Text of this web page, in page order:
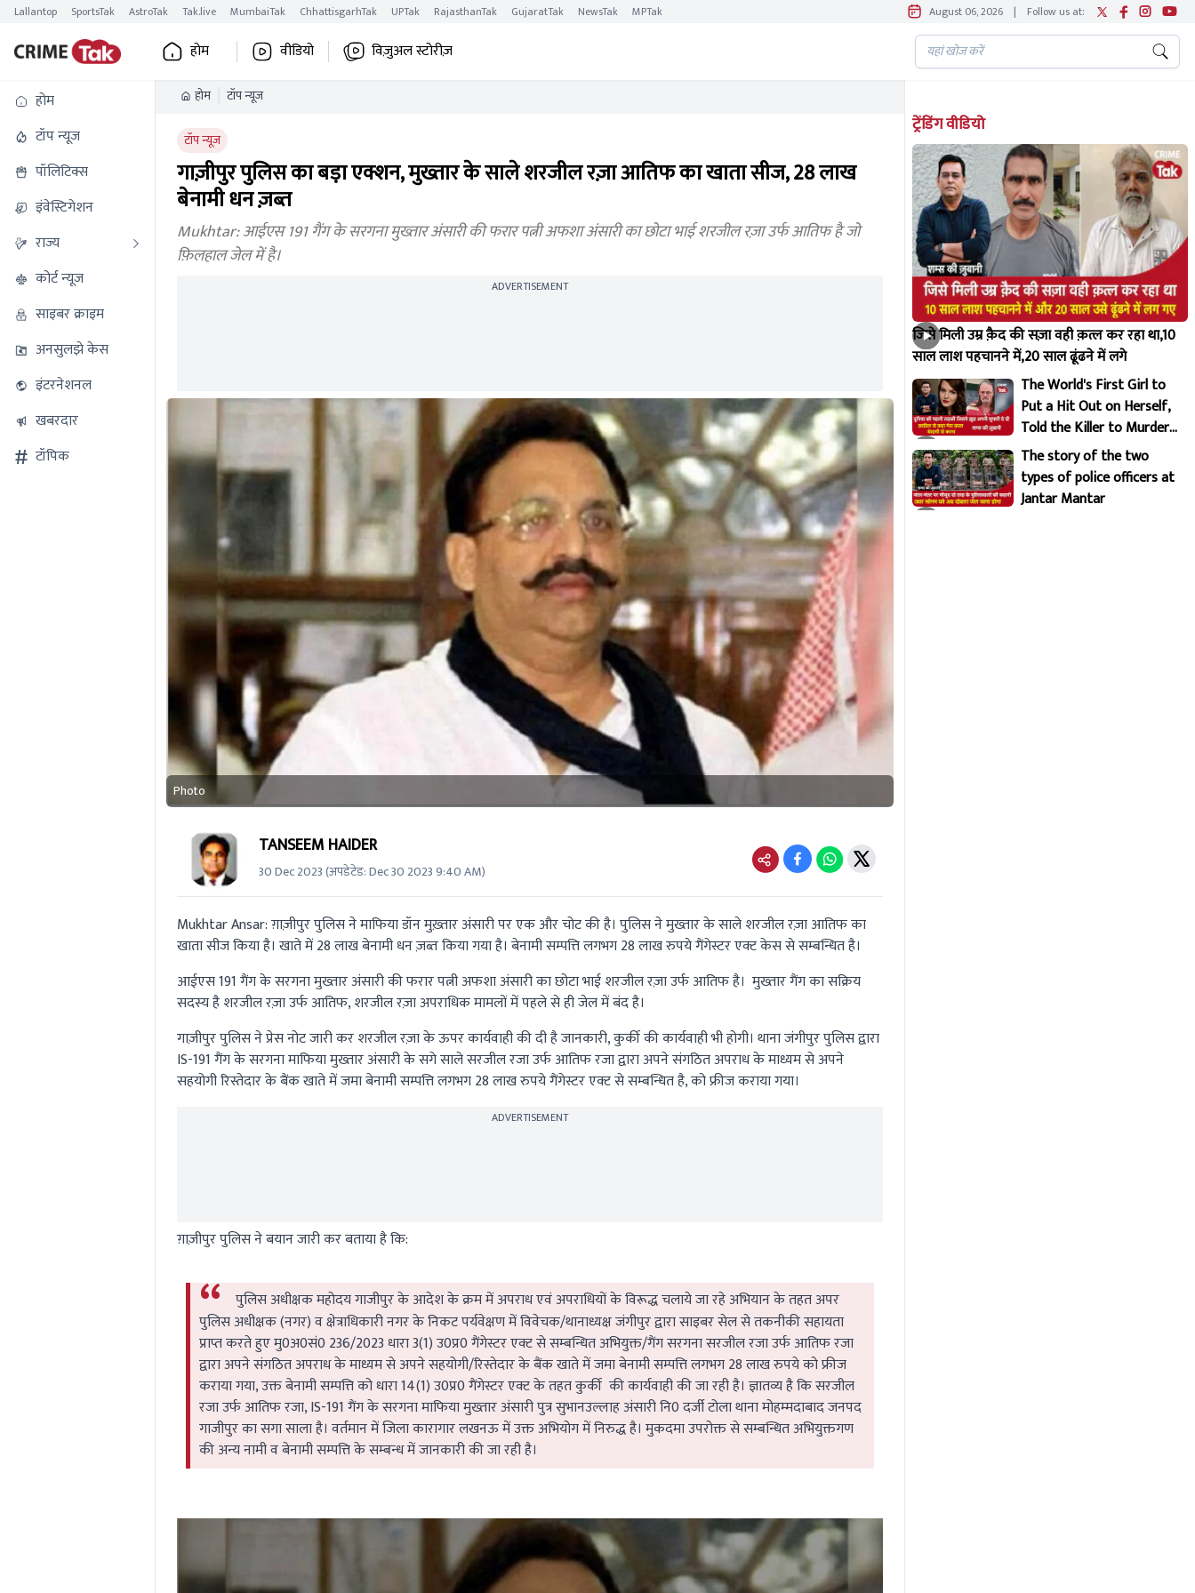
Lallantop SportsTak AstroTak Tak.live MumbaiTak ChhattisgarhTak UPTak RajasthanTak GujaratTak NewsTak MPTak August 06, 2026 | Follow us at:
होम वीडियो विज़ुअल स्टोरीज़
होम
टॉप न्यूज
पॉलिटिक्स
इंवेस्टिगेशन
राज्य
कोर्ट न्यूज
साइबर क्राइम
अनसुलझे केस
इंटरनेशनल
खबरदार
टॉपिक
होम टॉप न्यूज
टॉप न्यूज
गाज़ीपुर पुलिस का बड़ा एक्शन, मुख्तार के साले शरजील रज़ा आतिफ का खाता सीज, 28 लाख
बेनामी धन ज़ब्त
Mukhtar: आईएस 191 गैंग के सरगना मुख्तार अंसारी की फरार पत्नी अफशा अंसारी का छोटा भाई शरजील रज़ा उर्फ आतिफ है जो
फ़िलहाल जेल में है।
ADVERTISEMENT
Photo
TANSEEM HAIDER
30 Dec 2023(अपडेटेड:Dec 30 2023 9:40 AM)
Mukhtar Ansar: ग़ाज़ीपुर पुलिस ने माफिया डॉन मुख़्तार अंसारी पर एक और चोट की है। पुलिस ने मुख्तार के साले शरजील रज़ा आतिफ का
खाता सीज किया है। खाते में 28 लाख बेनामी धन ज़ब्त किया गया है। बेनामी सम्पत्ति लगभग 28 लाख रुपये गैंगेस्टर एक्ट केस से सम्बन्धित है।
आईएस 191 गैंग के सरगना मुख्तार अंसारी की फरार पत्नी अफशा अंसारी का छोटा भाई शरजील रज़ा उर्फ आतिफ है। मुख्तार गैंग का सक्रिय
सदस्य है शरजील रज़ा उर्फ आतिफ, शरजील रज़ा अपराधिक मामलों में पहले से ही जेल में बंद है।
गाज़ीपुर पुलिस ने प्रेस नोट जारी कर शरजील रज़ा के ऊपर कार्यवाही की दी है जानकारी, कुर्की की कार्यवाही भी होगी। थाना जंगीपुर पुलिस द्वारा
IS-191 गैंग के सरगना माफिया मुख्तार अंसारी के सगे साले सरजील रजा उर्फ आतिफ रजा द्वारा अपने संगठित अपराध के माध्यम से अपने
सहयोगी रिस्तेदार के बैंक खाते में जमा बेनामी सम्पत्ति लगभग 28 लाख रुपये गैंगेस्टर एक्ट से सम्बन्धित है, को फ्रीज कराया गया।
ADVERTISEMENT
ग़ाज़ीपुर पुलिस ने बयान जारी कर बताया है कि:
पुलिस अधीक्षक महोदय गाजीपुर के आदेश के क्रम में अपराध एवं अपराधियों के विरूद्ध चलाये जा रहे अभियान के तहत अपर
पुलिस अधीक्षक (नगर) व क्षेत्राधिकारी नगर के निकट पर्यवेक्षण में विवेचक/थानाध्यक्ष जंगीपुर द्वारा साइबर सेल से तकनीकी सहायता
प्राप्त करते हुए मु0अ0सं0 236/2023 धारा 3(1) उ0प्र0 गैंगेस्टर एक्ट से सम्बन्धित अभियुक्त/गैंग सरगना सरजील रजा उर्फ आतिफ रजा
द्वारा अपने संगठित अपराध के माध्यम से अपने सहयोगी/रिस्तेदार के बैंक खाते में जमा बेनामी सम्पत्ति लगभग 28 लाख रुपये को फ्रीज
कराया गया, उक्त बेनामी सम्पत्ति को धारा 14(1) उ0प्र0 गैंगेस्टर एक्ट के तहत कुर्की की कार्यवाही की जा रही है। ज्ञातव्य है कि सरजील
रजा उर्फ आतिफ रजा, IS-191 गैंग के सरगना माफिया मुख्तार अंसारी पुत्र सुभानउल्लाह अंसारी नि0 दर्जी टोला थाना मोहम्मदाबाद जनपद
गाजीपुर का सगा साला है। वर्तमान में जिला कारागार लखनऊ में उक्त अभियोग में निरुद्ध है। मुकदमा उपरोक्त से सम्बन्धित अभियुक्तगण
की अन्य नामी व बेनामी सम्पत्ति के सम्बन्ध में जानकारी की जा रही है।
ट्रेंडिंग वीडियो
जिसे मिली उम्र क़ैद की सज़ा वही क़त्ल कर रहा था,10
साल लाश पहचानने में,20 साल ढूंढने में लगे
The World's First Girl to
Put a Hit Out on Herself,
Told the Killer to Murder
Her Brutally
The story of the two
types of police officers at
Jantar Mantar